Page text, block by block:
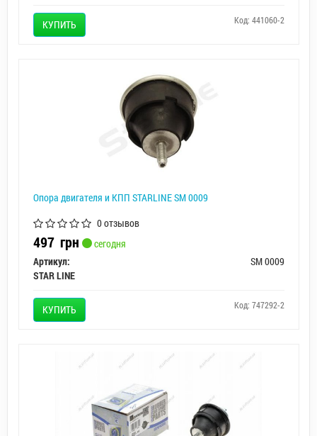
КУПИТЬ Код: 441060-2
Опора двигателя и КПП STARLINE SM 0009
0 отзывов
497 грн
сегодня
Артикул:
SM 0009
STAR LINE
КУПИТЬ Код: 747292-2